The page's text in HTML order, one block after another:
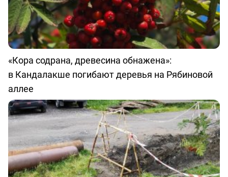
«Кора содрана, древесина обнажена»:
в Кандалакше погибают деревья на Рябиновой
аллее